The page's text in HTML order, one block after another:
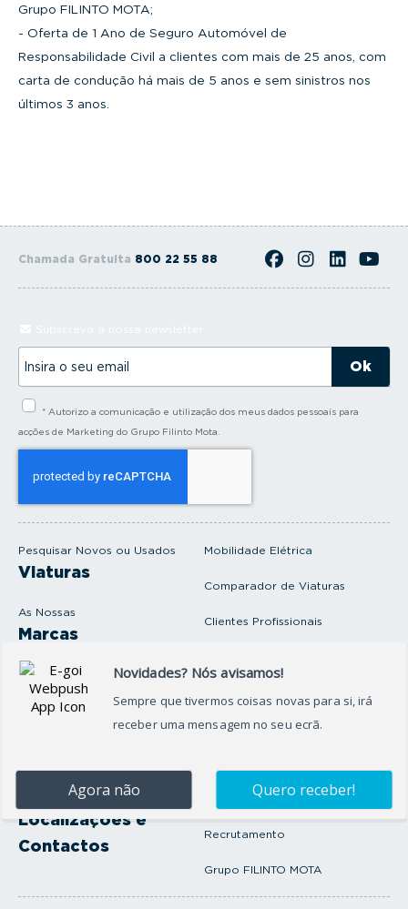
Grupo FILINTO MOTA;
- Oferta de 1 Ano de Seguro Automóvel de
Responsabilidade Civil a clientes com mais de 25 anos, com
carta de condução há mais de 5 anos e sem sinistros nos
últimos 3 anos.
Chamada Gratuita 800 22 55 88
Pesquisar Novos ou Usados
Viaturas
As Nossas
Marcas
Produtos e serviços
Oficina
Onde Estamos
Localizações e
Contactos
Mobilidade Elétrica
Comparador de Viaturas
Clientes Profissionais
Seguros Protector
Artigos e Notícias
Recrutamento
Grupo FILINTO MOTA
s
l
* Autorizo a comunicação e utilização dos meus dados pessoais para
acções de Marketing do Grupo Filinto Mota.